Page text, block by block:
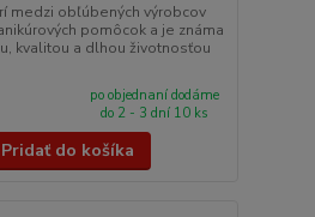
medzi obľúbených výrobcov
pomôcok a je známa
kvalitou a dlhou životnosťou
po objednaní dodáme
do 2 - 3 dní 10 ks
Pridať do košíka